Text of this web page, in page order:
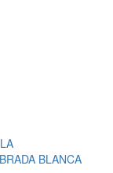
BLANCA